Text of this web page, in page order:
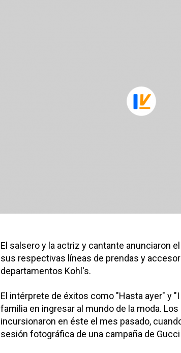
El salsero y la actriz y cantante anunciaron
sus respectivas líneas de prendas y
departamentos Kohl's.
El intérprete de éxitos como "Hasta ayer" y
familia en ingresar al mundo de la moda.
incursionaron en éste el mes pasado,
sesión fotográfica de una campaña de